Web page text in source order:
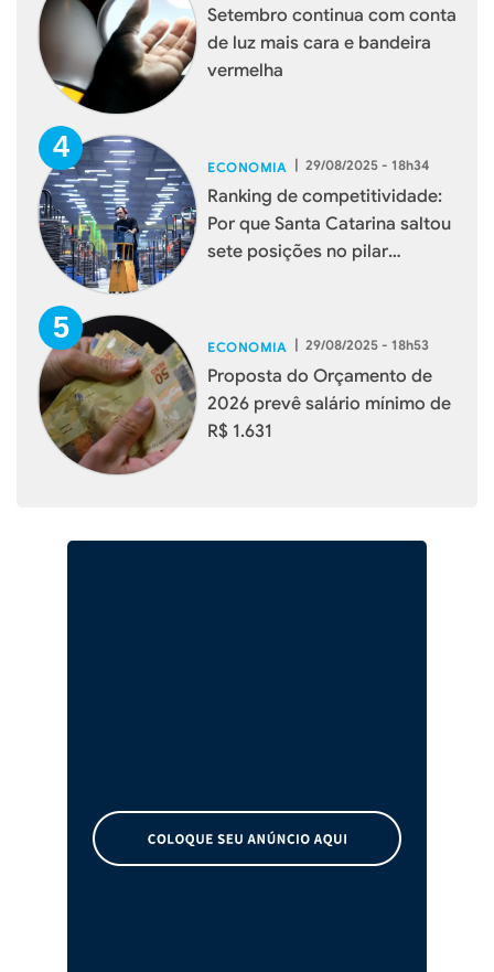
Setembro continua com conta
de luz mais cara e bandeira
vermelha
ECONOMIA | 29/08/2025 - 18h34
Ranking de competitividade:
Por que Santa Catarina saltou
sete posições no pilar
ECONOMIA | 29/08/2025 - 18h53
Proposta do Orçamento de
2026 prevê salário mínimo de
R$ 1.631